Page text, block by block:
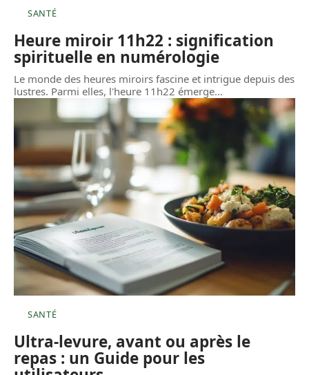
SANTÉ
Heure miroir 11h22 : signification
spirituelle en numérologie
Le monde des heures miroirs fascine et intrigue depuis des
lustres. Parmi elles, l'heure 11h22 émerge…
SANTÉ
Ultra-levure, avant ou après le
repas : un Guide pour les